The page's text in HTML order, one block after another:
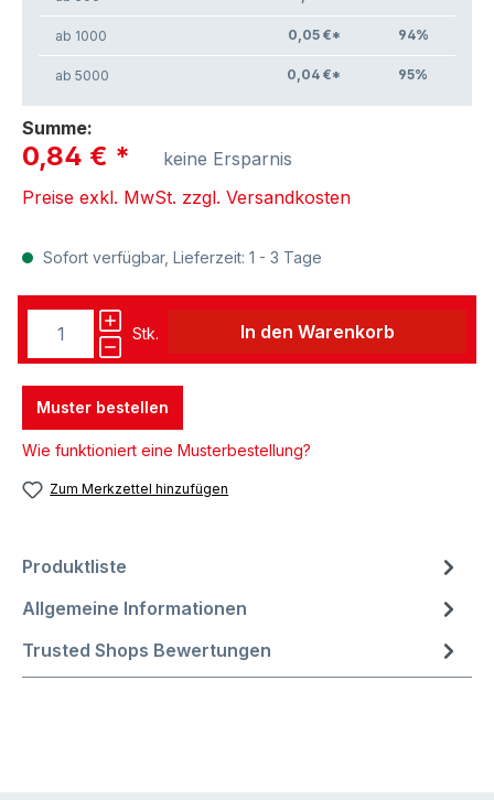
ab 1000 0,05 €* 94%
ab 5000 0,04 €* 95%
Summe:
0,84 € *
keine Ersparnis
Preise exkl. MwSt. zzgl. Versandkosten
Sofort verfügbar, Lieferzeit: 1 - 3 Tage
Stk. In den Warenkorb
Muster bestellen
Wie funktioniert eine Musterbestellung?
Zum Merkzettel hinzufügen
Produktliste
Allgemeine Informationen
Trusted Shops Bewertungen